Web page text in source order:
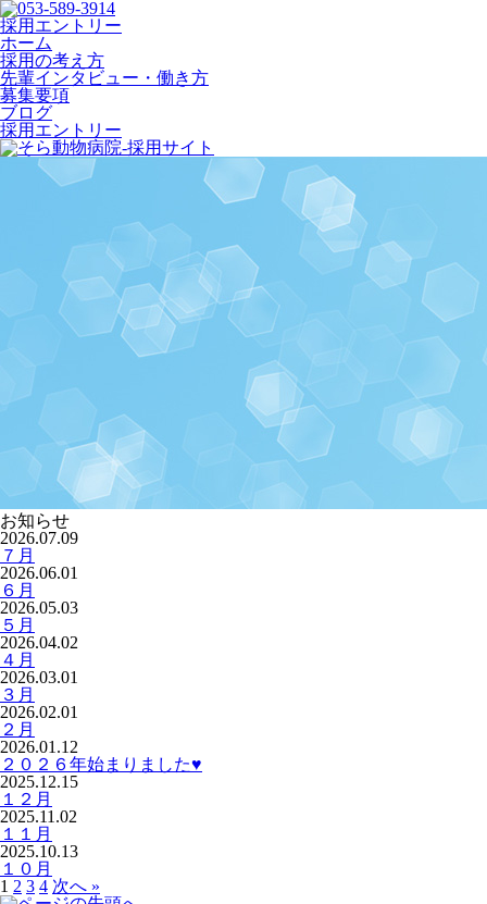
採用エントリー
ホーム
採用の考え方
先輩インタビュー・働き方
募集要項
ブログ
採用エントリー
お知らせ
2026.07.09
７月
2026.06.01
６月
2026.05.03
５月
2026.04.02
４月
2026.03.01
３月
2026.02.01
２月
2026.01.12
２０２６年始まりました♥
2025.12.15
１２月
2025.11.02
１１月
2025.10.13
１０月
1 2 3 4 次へ »